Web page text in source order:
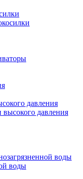
давления
давления
воды
воды